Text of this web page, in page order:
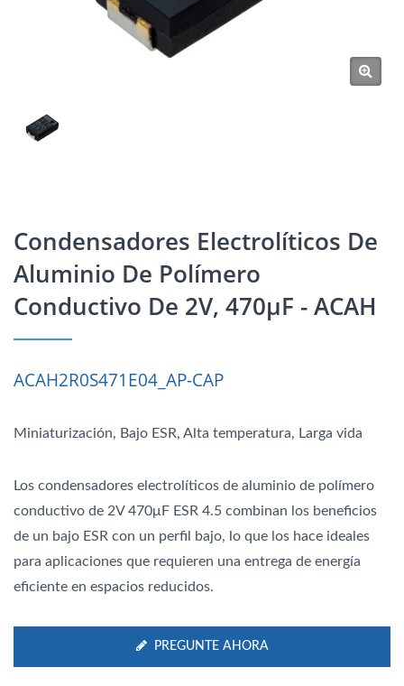
Condensadores Electrolíticos De
Aluminio De Polímero
Conductivo De 2V, 470μF - ACAH
ACAH2R0S471E04_AP-CAP
Miniaturización, Bajo ESR, Alta temperatura, Larga vida
Los condensadores electrolíticos de aluminio de polímero
conductivo de 2V 470μF ESR 4.5 combinan los beneficios
de un bajo ESR con un perfil bajo, lo que los hace ideales
para aplicaciones que requieren una entrega de energía
eficiente en espacios reducidos.
PREGUNTE AHORA